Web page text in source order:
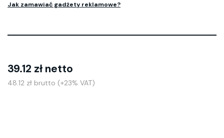
Jak zamawiać gadżety reklamowe?
39.12 zł netto
48.12 zł brutto (+23% VAT)